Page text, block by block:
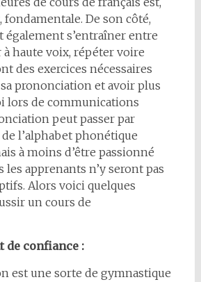
fondamentale. De son côté,
également s’entraîner entre
à haute voix, répéter voire
des exercices nécessaires
prononciation et avoir plus
lors de communications
peut passer par
l’alphabet phonétique
à moins d’être passionné
les apprenants n’y seront pas
Alors voici quelques
un cours de
de confiance :
est une sorte de gymnastique